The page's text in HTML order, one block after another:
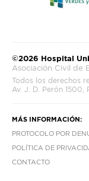
©2026 Hospital
Asociación Civil de
Todos los derechos
Av. J. D. Perón 1500,
MÁS INFORMACIÓN:
PROTOCOLO POR
POLÍTICA DE
CONTACTO